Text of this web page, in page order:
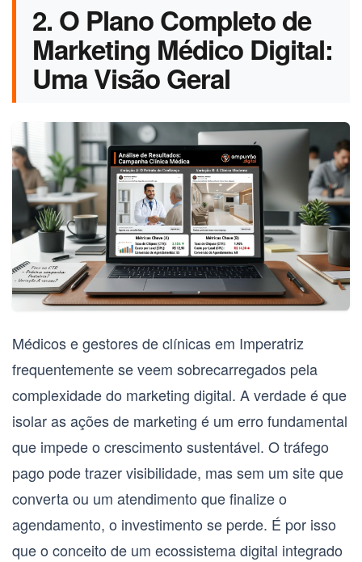
2. O Plano Completo de
Marketing Médico Digital:
Uma Visão Geral
Médicos e gestores de clínicas em Imperatriz
frequentemente se veem sobrecarregados pela
complexidade do marketing digital. A verdade é que
isolar as ações de marketing é um erro fundamental
que impede o crescimento sustentável. O tráfego
pago pode trazer visibilidade, mas sem um site que
converta ou um atendimento que finalize o
agendamento, o investimento se perde. É por isso
que o conceito de um ecossistema digital integrado